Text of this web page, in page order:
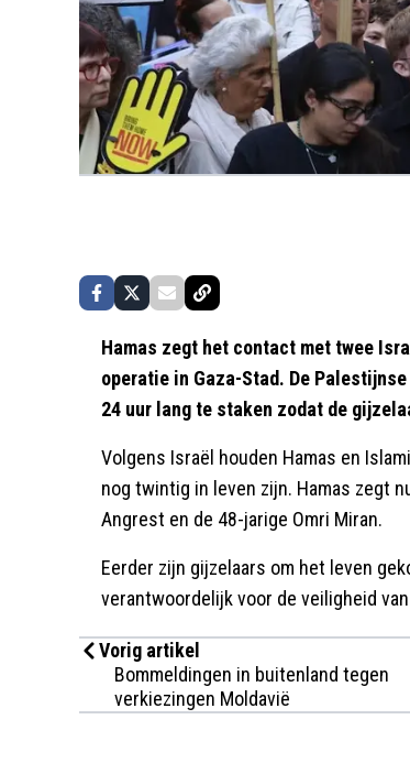
Hamas zegt het contact met twee
operatie in Gaza-Stad. De
24 uur lang te staken zodat de
Volgens Israël houden Hamas en
nog twintig in leven zijn. Hamas zegt
Angrest en de 48-jarige Omri Miran.
Eerder zijn gijzelaars om het leven
verantwoordelijk voor de veiligheid
Vorig artikel
Bommeldingen in buitenland tegen
verkiezingen Moldavië